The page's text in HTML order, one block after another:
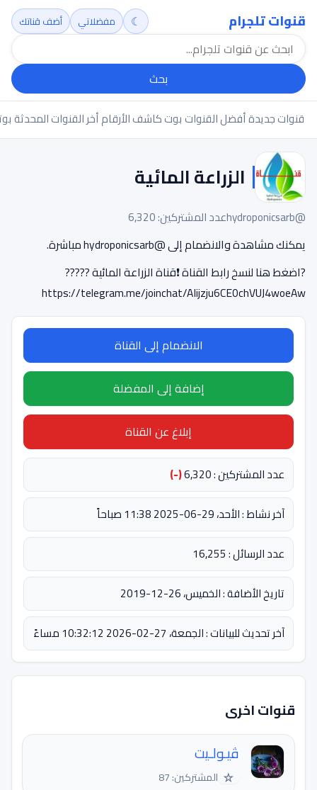
قنوات تلجرام
بحث
☾ مفضلاتي أضف قناتك
قنوات جديدةأفضل القنواتبوت كاشف الأرقامأخر القنوات المحدثة
الزراعة المائية
@hydroponicsarb
عدد المشتركين: 6,320
يمكنك مشاهدة والانضمام إلى @hydroponicsarb مباشرة.
?اضغط هنا لنسخ رابط القناة ❗️قناة الزراعة المائية ?????
https://telegram.me/joinchat/AIijzju6CE0chVUJ4woeAw
الانضمام إلى القناة
إضافة إلى المفضلة
إبلاغ عن القناة
عدد المشتركين : 6,320
(-)
آخر نشاط : الأحد، 29-06-2025 11:38 صباحاً
عدد الرسائل : 16,255
تاريخ الأضافة : الخميس، 26-12-2019
آخر تحديث للبيانات : الجمعة، 27-02-2026 10:32:12 مساءً
قنوات اخرى
ڤيـولـيت
☆ المشتركين: 87